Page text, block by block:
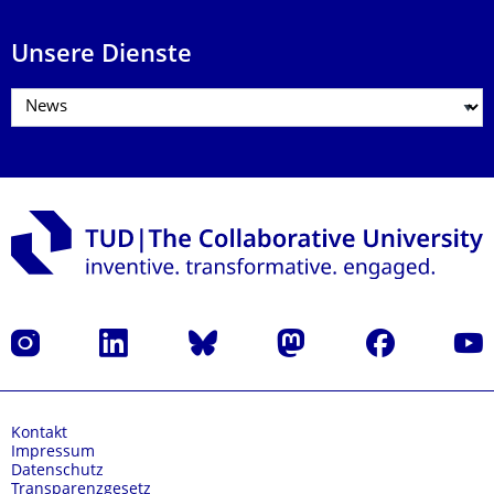
Unsere Dienste
Instagram LinkedIn Bluesky Mastodon Facebook
Kontakt
Impressum
Datenschutz
Transparenzgesetz